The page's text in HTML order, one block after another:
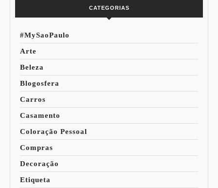
CATEGORIAS
#MySaoPaulo
Arte
Beleza
Blogosfera
Carros
Casamento
Coloração Pessoal
Compras
Decoração
Etiqueta